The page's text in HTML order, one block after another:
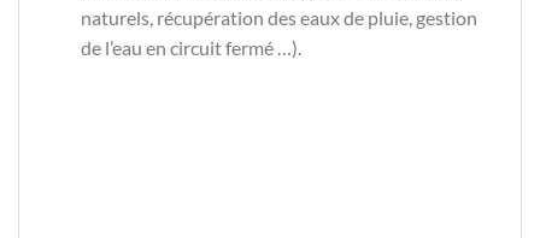
naturels, récupération des eaux de pluie, gestion
de l’eau en circuit fermé …).